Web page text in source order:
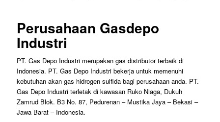
Perusahaan Gasdepo
Industri
PT. Gas Depo Industri merupakan gas distributor terbaik di
Indonesia. PT. Gas Depo Industri bekerja untuk memenuhi
kebutuhan akan gas hidrogen sulfida bagi perusahaan anda. PT.
Gas Depo Industri terletak di kawasan Ruko Niaga, Dukuh
Zamrud Blok. B3 No. 87, Pedurenan – Mustika Jaya – Bekasi –
Jawa Barat – Indonesia.